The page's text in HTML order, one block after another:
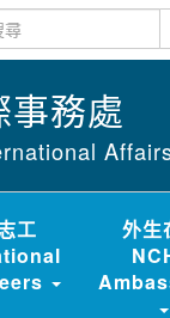
務處
工
外生